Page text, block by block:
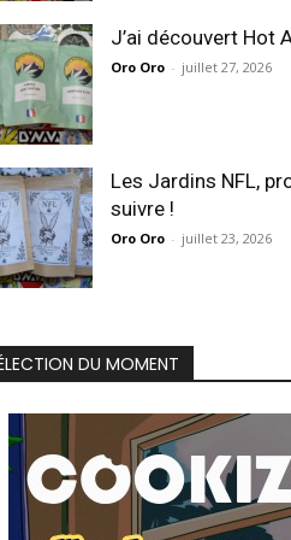
J’ai découvert Hot
Oro Oro - juillet 27, 2026
Les Jardins NFL,
suivre !
Oro Oro - juillet 23, 2026
DU MOMENT